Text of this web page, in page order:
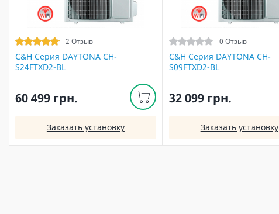
2 Отзыв
C&H Серия DAYTONA CH-
S24FTXD2-BL
60 499 грн.
Заказать установку
0 Отзыв
C&H Серия DAYTONA CH-
S09FTXD2-BL
32 099 грн.
Заказать установку